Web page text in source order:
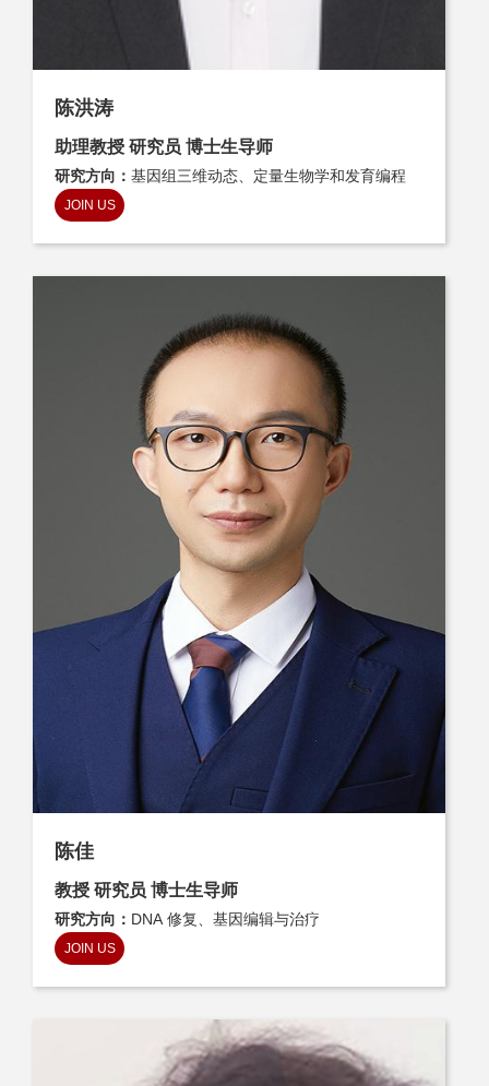
陈洪涛
助理教授 研究员 博士生导师
研究方向： 基因组三维动态、定量生物学和发育编程
JOIN US
陈佳
教授 研究员 博士生导师
研究方向： DNA 修复、基因编辑与治疗
JOIN US